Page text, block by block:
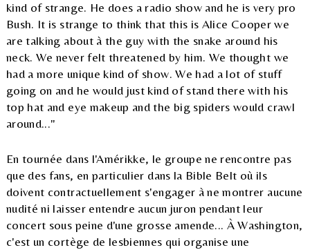
kind of strange. He does a radio show and he is very pro
Bush. It is strange to think that this is Alice Cooper we
are talking about à the guy with the snake around his
neck. We never felt threatened by him. We thought we
had a more unique kind of show. We had a lot of stuff
going on and he would just kind of stand there with his
top hat and eye makeup and the big spiders would crawl
around..."
En tournée dans l'Amérikke, le groupe ne rencontre pas
que des fans, en particulier dans la Bible Belt où ils
doivent contractuellement s'engager à ne montrer aucune
nudité ni laisser entendre aucun juron pendant leur
concert sous peine d'une grosse amende... À Washington,
c'est un cortège de lesbiennes qui organise une